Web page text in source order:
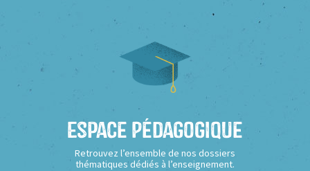
Espace Pédagogique
Retrouvez l’ensemble de nos dossiers
thématiques dédiés à l’enseignement.